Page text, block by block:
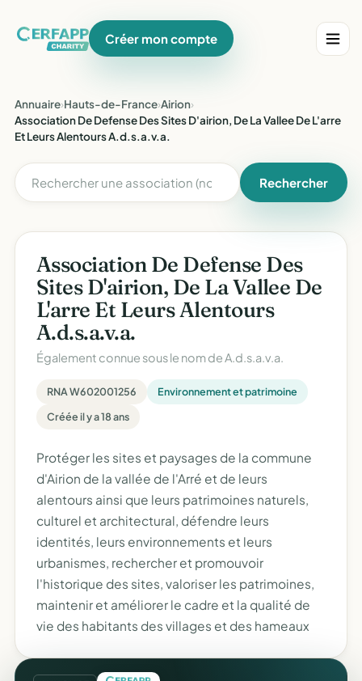
Créer mon compte
Annuaire›Hauts-de-France›Airion›
Association De Defense Des Sites D'airion, De La Vallee De L'arre
Et Leurs Alentours A.d.s.a.v.a.
Rechercher
Association De Defense Des
Sites D'airion, De La Vallee De
L'arre Et Leurs Alentours
A.d.s.a.v.a.
Également connue sous le nom deA.d.s.a.v.a.
RNA W602001256
Environnement et patrimoine
Créée il y a 18 ans
Protéger les sites et paysages de la commune
d'Airion de la vallée de l'Arré et de leurs
alentours ainsi que leurs patrimoines naturels,
culturel et architectural, défendre leurs
identités, leurs environnements et leurs
urbanismes, rechercher et promouvoir
l'historique des sites, valoriser les patrimoines,
maintenir et améliorer le cadre et la qualité de
vie des habitants des villages et des hameaux